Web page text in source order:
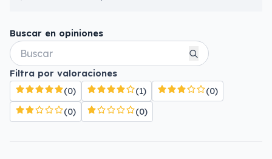
Buscar en opiniones
Filtra por valoraciones
(0)
(1)
(0)
(0)
(0)